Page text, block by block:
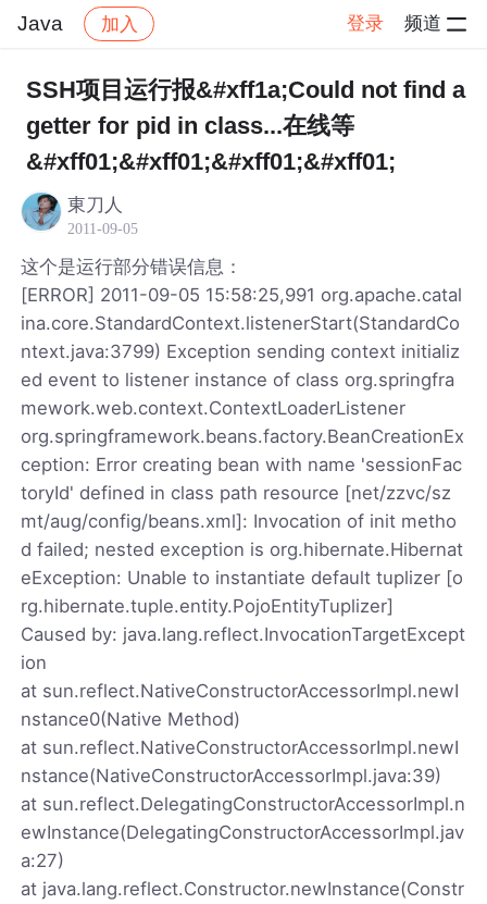
Java 加入 登录 频道
社区 Java 帖子详情
SSH项目运行报&#xff1a;Could not find a
getter for pid in class...在线等
&#xff01;&#xff01;&#xff01;&#xff01;
東刀人
2011-09-05
这个是运行部分错误信息：
[ERROR] 2011-09-05 15:58:25,991 org.apache.catal
ina.core.StandardContext.listenerStart(StandardCo
ntext.java:3799) Exception sending context initializ
ed event to listener instance of class org.springfra
mework.web.context.ContextLoaderListener
org.springframework.beans.factory.BeanCreationEx
ception: Error creating bean with name 'sessionFac
toryId' defined in class path resource [net/zzvc/sz
mt/aug/config/beans.xml]: Invocation of init metho
d failed; nested exception is org.hibernate.Hibernat
eException: Unable to instantiate default tuplizer [o
rg.hibernate.tuple.entity.PojoEntityTuplizer]
Caused by: java.lang.reflect.InvocationTargetExcept
ion
at sun.reflect.NativeConstructorAccessorImpl.newI
nstance0(Native Method)
at sun.reflect.NativeConstructorAccessorImpl.newI
nstance(NativeConstructorAccessorImpl.java:39)
at sun.reflect.DelegatingConstructorAccessorImpl.n
ewInstance(DelegatingConstructorAccessorImpl.jav
a:27)
at java.lang.reflect.Constructor.newInstance(Constr